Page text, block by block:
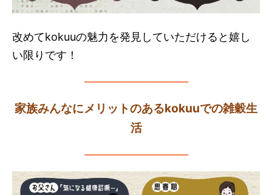
改めてkokuuの魅力を発見していただけると嬉し
い限りです！
—————————
家族みんなにメリットのあるkokuuでの雑穀生
活
—————————